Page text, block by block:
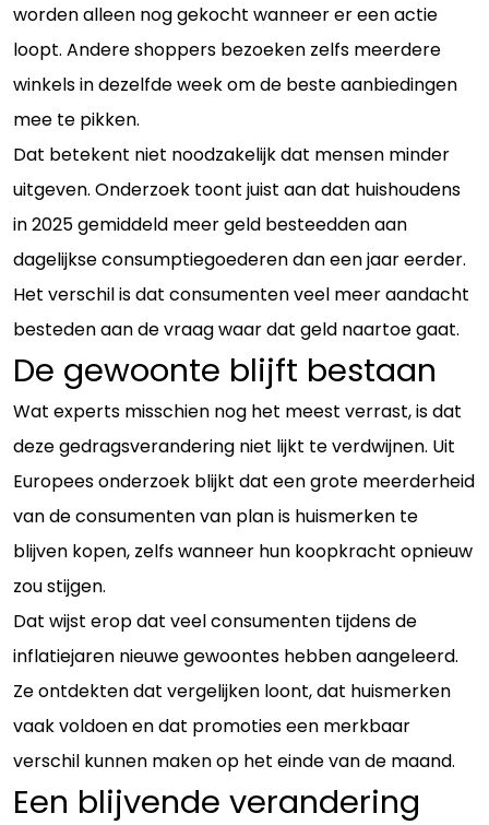
worden alleen nog gekocht wanneer er een actie
loopt. Andere shoppers bezoeken zelfs meerdere
winkels in dezelfde week om de beste aanbiedingen
mee te pikken.
Dat betekent niet noodzakelijk dat mensen minder
uitgeven. Onderzoek toont juist aan dat huishoudens
in 2025 gemiddeld meer geld besteedden aan
dagelijkse consumptiegoederen dan een jaar eerder.
Het verschil is dat consumenten veel meer aandacht
besteden aan de vraag waar dat geld naartoe gaat.
De gewoonte blijft bestaan
Wat experts misschien nog het meest verrast, is dat
deze gedragsverandering niet lijkt te verdwijnen. Uit
Europees onderzoek blijkt dat een grote meerderheid
van de consumenten van plan is huismerken te
blijven kopen, zelfs wanneer hun koopkracht opnieuw
zou stijgen.
Dat wijst erop dat veel consumenten tijdens de
inflatiejaren nieuwe gewoontes hebben aangeleerd.
Ze ontdekten dat vergelijken loont, dat huismerken
vaak voldoen en dat promoties een merkbaar
verschil kunnen maken op het einde van de maand.
Een blijvende verandering